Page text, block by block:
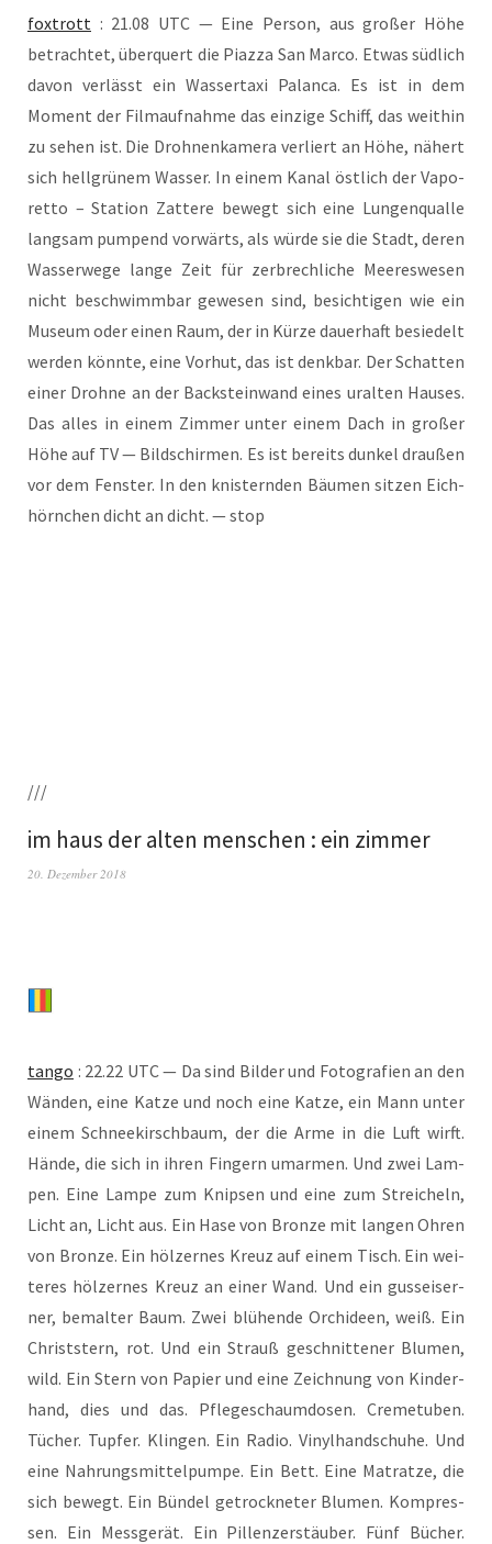
fox­trott : 21.08 UTC — Eine Per­son, aus gro­ßer Höhe
betrach­tet, über­quert die Piaz­za San Mar­co. Etwas süd­lich
davon ver­lässt ein Was­serta­xi Palan­ca. Es ist in dem
Moment der Film­auf­nah­me das ein­zi­ge Schiff, das weit­hin
zu sehen ist. Die Droh­nen­ka­me­ra ver­liert an Höhe, nähert
sich hell­grü­nem Was­ser. In einem Kanal öst­lich der Vapo­
ret­to – Sta­ti­on Zat­te­re bewegt sich eine Lun­gen­qual­le
lang­sam pum­pend vor­wärts, als wür­de sie die Stadt, deren
Was­ser­we­ge lan­ge Zeit für zer­brech­li­che Mee­res­we­sen
nicht beschwimm­bar gewe­sen sind, besich­ti­gen wie ein
Muse­um oder einen Raum, der in Kür­ze dau­er­haft besie­delt
wer­den könn­te, eine Vor­hut, das ist denk­bar. Der Schat­ten
einer Droh­ne an der Back­stein­wand eines uralten Hau­ses.
Das alles in einem Zim­mer unter einem Dach in gro­ßer
Höhe auf TV — Bild­schir­men. Es ist bereits dun­kel drau­ßen
vor dem Fens­ter. In den knis­tern­den Bäu­men sit­zen Eich­
hörn­chen dicht an dicht. — stop
///
im haus der alten menschen : ein zimmer
20. Dezember 2018
tan­go : 22.22 UTC — Da sind Bil­der und Foto­gra­fien an den
Wän­den, eine Kat­ze und noch eine Kat­ze, ein Mann unter
einem Schnee­kirsch­baum, der die Arme in die Luft wirft.
Hän­de, die sich in ihren Fin­gern umar­men. Und zwei Lam­
pen. Eine Lam­pe zum Knip­sen und eine zum Strei­cheln,
Licht an, Licht aus. Ein Hase von Bron­ze mit lan­gen Ohren
von Bron­ze. Ein höl­zer­nes Kreuz auf einem Tisch. Ein wei­
te­res höl­zer­nes Kreuz an einer Wand. Und ein guss­ei­ser­
ner, bemal­ter Baum. Zwei blü­hen­de Orchi­deen, weiß. Ein
Christ­stern, rot. Und ein Strauß geschnit­te­ner Blu­men,
wild. Ein Stern von Papier und eine Zeich­nung von Kin­der­
hand, dies und das. Pfle­ge­schaum­do­sen. Creme­tu­ben.
Tücher. Tup­fer. Klin­gen. Ein Radio. Vinyl­hand­schu­he. Und
eine Nah­rungs­mit­tel­pum­pe. Ein Bett. Eine Matrat­ze, die
sich bewegt. Ein Bün­del getrock­ne­ter Blu­men. Kom­pres­
sen. Ein Mess­ge­rät. Ein Pil­len­zer­stäu­ber. Fünf Bücher.